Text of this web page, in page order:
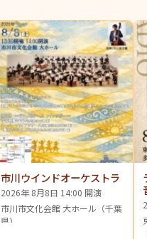
市川ウインドオーケストラ
2026年 8月8日 14:00 開演
市川市文化会館 大ホール（千葉
県）